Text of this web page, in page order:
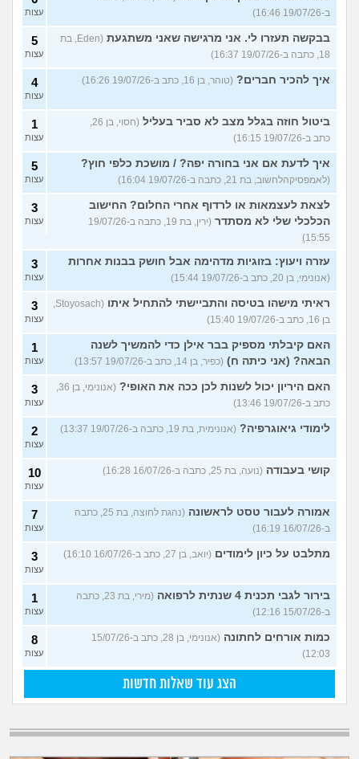
ב-19/07/26 16:46)
עצות
בבקשה תעזרו לי. אני מרגישה שאני משתגעת
(Eden, בת
18, כתבה ב-19/07/26 16:37)
5
עצות
איך להכיר חברים? (טוהר, בן 16, כתב ב-19/07/26 16:26) 4
עצות
ביטול חוזה בגלל מצב לא סביר בעליל
(חסוי, בן 26,
כתב ב-19/07/26 16:15)
1
עצות
איך לדעת אם אני בחורה יפה? / מושכת כלפי חוץ?
(לאמפסיקהלחשוב, בת 21, כתבה ב-19/07/26 16:04)
5
עצות
לצאת לעצמאות או לרדוף אחרי החלום? החישוב
הכלכלי שלי לא מסתדר
(ירין, בת 19, כתבה ב-19/07/26
15:55)
3
עצות
עזרה ויעוץ: בזוגיות מדהימה אבל חושק בבנות אחרות
(אנונימי, בן 20, כתב ב-19/07/26 15:44)
3
עצות
ראיתי מישהו בטיסה והתביישתי להתחיל איתו
(Stoyosach,
בן 16, כתב ב-19/07/26 15:40)
3
עצות
האם קיבלתי מספיק בבר אילן כדי להמשיך לשנה
הבאה? (אני כיתה ח) (כפיר, בן 14, כתב ב-19/07/26 13:57)
1
עצות
האם היריון יכול לשנות לכן ככה את האופי?
(אנונימי, בן 36,
כתב ב-19/07/26 13:46)
3
עצות
לימודי גיאוגרפיה? (אנונימית, בת 19, כתבה ב-19/07/26 13:37) 2
עצות
קושי בעבודה (נועה, בת 25, כתבה ב-16/07/26 16:28) 10
עצות
אמורה לעבור טסט לראשונה
(נהגת לחוצה, בת 25, כתבה
ב-16/07/26 16:19)
7
עצות
מתלבט על כיון לימודים (יואב, בן 27, כתב ב-16/07/26 16:10) 3
עצות
בירור לגבי תכנית 4 שנתית לרפואה
(מירי, בת 23, כתבה
ב-15/07/26 12:16)
1
עצות
כמות אורחים לחתונה
(אנונימי, בן 28, כתב ב-15/07/26
12:03)
8
עצות
הצג עוד שאלות חדשות